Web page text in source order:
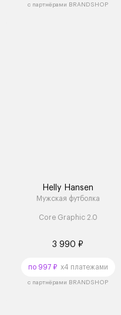
с партнёрами BRANDSHOP
Helly Hansen
Мужская футболка
Core Graphic 2.0
3 990 ₽
по 997 ₽x4 платежами
с партнёрами BRANDSHOP